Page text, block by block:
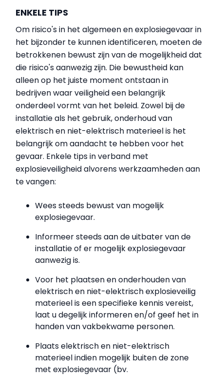
ENKELE TIPS
Om risico's in het algemeen en explosiegevaar in
het bijzonder te kunnen identificeren, moeten de
betrokkenen bewust zijn van de mogelijkheid dat
die risico's aanwezig zijn. Die bewustheid kan
alleen op het juiste moment ontstaan in
bedrijven waar veiligheid een belangrijk
onderdeel vormt van het beleid. Zowel bij de
installatie als het gebruik, onderhoud van
elektrisch en niet-elektrisch materieel is het
belangrijk om aandacht te hebben voor het
gevaar. Enkele tips in verband met
explosieveiligheid alvorens werkzaamheden aan
te vangen:
Wees steeds bewust van mogelijk
explosiegevaar.
Informeer steeds aan de uitbater van de
installatie of er mogelijk explosiegevaar
aanwezig is.
Voor het plaatsen en onderhouden van
elektrisch en niet-elektrisch explosieveilig
materieel is een specifieke kennis vereist,
laat u degelijk informeren en/of geef het in
handen van vakbekwame personen.
Plaats elektrisch en niet-elektrisch
materieel indien mogelijk buiten de zone
met explosiegevaar (bv.